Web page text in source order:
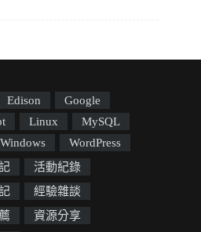
Edison
Google
Linux
MySQL
Windows
WordPress
活動紀錄
經驗雜談
資源分享